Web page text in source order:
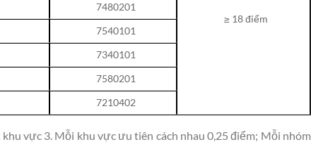
≥ 18 điểm
7480201
7540101
7340101
7580201
7210402
vực 3. Mỗi khu vực ưu tiên cách nhau 0,25 điểm; Mỗi nhóm